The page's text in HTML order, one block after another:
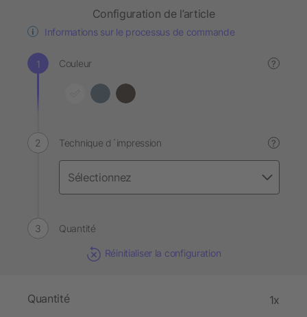
Configuration de l’article
Informations sur le processus de commande
Couleur ?
Technique d´impression ?
Quantité
Réinitialiser la configuration
Quantité 1x